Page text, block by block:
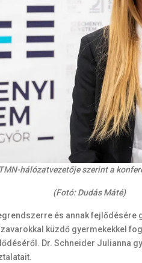
hálózatvezetője szerint a
(Fotó: Dudás Máté)
és annak
küzdő gyermekekkel
Dr. Schneider Julianna